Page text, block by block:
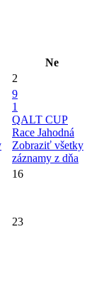
Ne
2
9
1
QALT CUP
Race Jahodná
Zobraziť všetky
záznamy z dňa
16
23